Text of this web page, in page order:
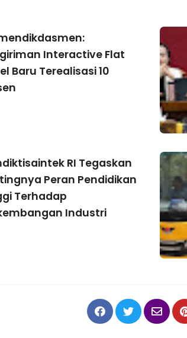
Interactive Flat
Baru Terealisasi 10
RI Tegaskan
Peran Pendidikan
Terhadap
Industri